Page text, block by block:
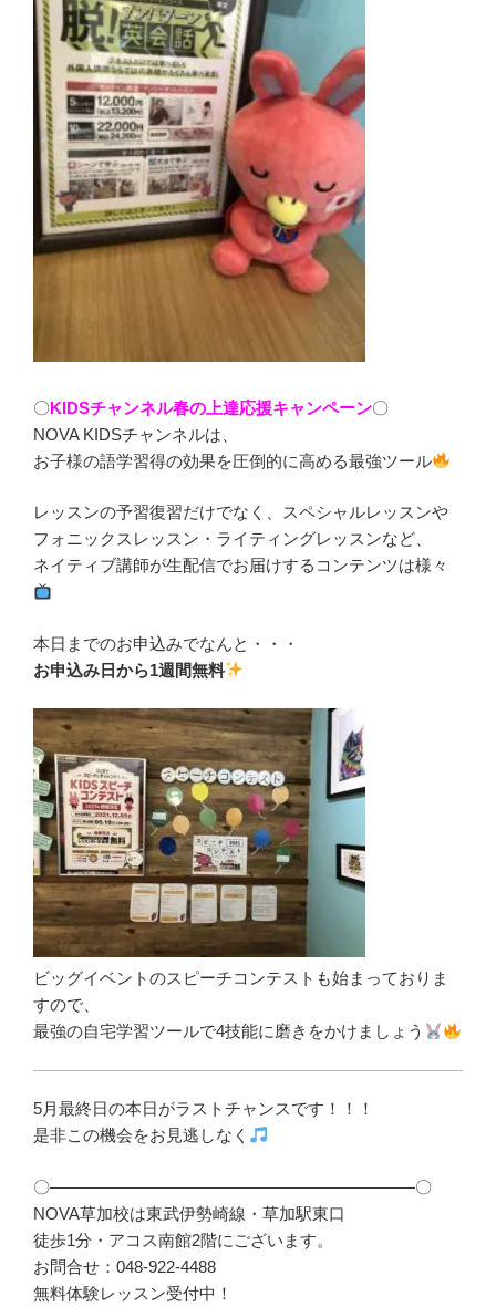
〇KIDSチャンネル春の上達応援キャンペーン〇
NOVA KIDSチャンネルは、
お子様の語学習得の効果を圧倒的に高める最強ツール
レッスンの予習復習だけでなく、スペシャルレッスンや
フォニックスレッスン・ライティングレッスンなど、
ネイティブ講師が生配信でお届けするコンテンツは様々
本日までのお申込みでなんと・・・
お申込み日から1週間無料
ビッグイベントのスピーチコンテストも始まっておりま
すので、
最強の自宅学習ツールで4技能に磨きをかけましょう
5月最終日の本日がラストチャンスです！！！
是非この機会をお見逃しなく
〇――――――――――――――――――――――〇
NOVA草加校は東武伊勢崎線・草加駅東口
徒歩1分・アコス南館2階にございます。
お問合せ：048-922-4488
無料体験レッスン受付中！